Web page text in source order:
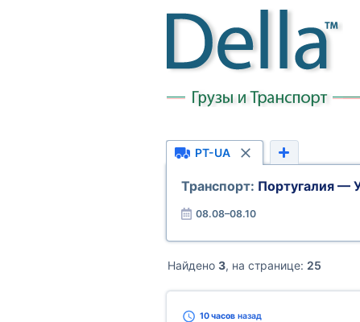
PT-UA
Транспорт: Португалия —
08.08–08.10
Найдено 3, на странице: 25
10 часовназад